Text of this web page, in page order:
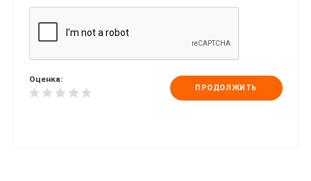
Оценка:
ПРОДОЛЖИТЬ